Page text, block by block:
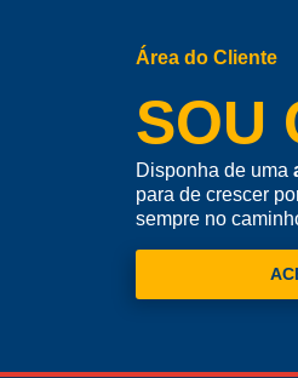
Área do Cliente
SOU
Disponha de uma
para de crescer
sempre no